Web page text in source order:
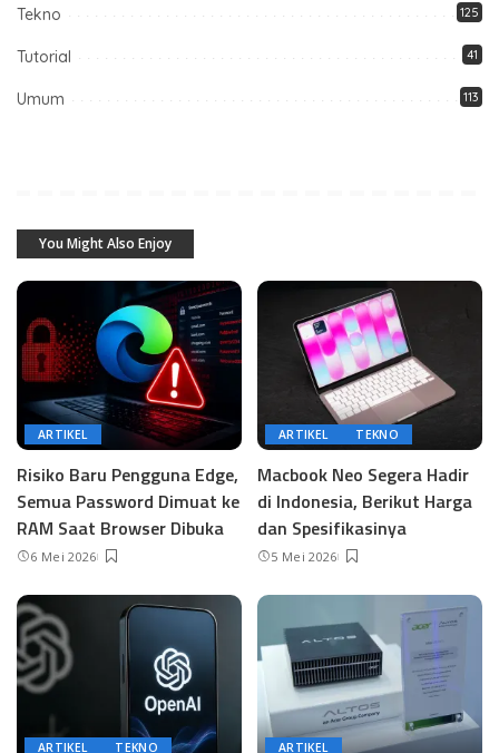
Tekno 125
Tutorial 41
Umum 113
You Might Also Enjoy
ARTIKEL
Risiko Baru Pengguna Edge,
Semua Password Dimuat ke
RAM Saat Browser Dibuka
6 Mei 2026
ARTIKEL TEKNO
Macbook Neo Segera Hadir
di Indonesia, Berikut Harga
dan Spesifikasinya
5 Mei 2026
ARTIKEL TEKNO ARTIKEL